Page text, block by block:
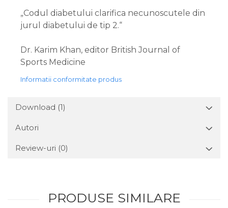
„Codul diabetului clarifica necunoscutele din
jurul diabetului de tip 2.“
Dr. Karim Khan, editor British Journal of
Sports Medicine
Informatii conformitate produs
Download (1)
Autori
Review-uri (0)
PRODUSE SIMILARE